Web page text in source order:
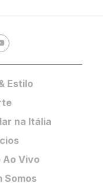
Estilo
na Itália
Ao Vivo
Somos